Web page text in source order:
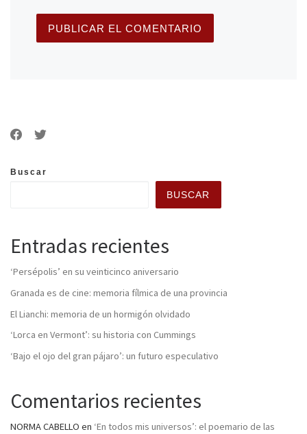
Buscar
BUSCAR
Entradas recientes
‘Persépolis’ en su veinticinco aniversario
Granada es de cine: memoria fílmica de una provincia
El Lianchi: memoria de un hormigón olvidado
‘Lorca en Vermont’: su historia con Cummings
‘Bajo el ojo del gran pájaro’: un futuro especulativo
Comentarios recientes
NORMA CABELLO en ‘En todos mis universos’: el poemario de las